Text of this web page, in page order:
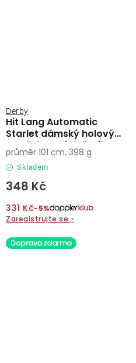
Hit Lang Automatic
Starlet dámský holový
vystřelovací deštník
Derby
Skladem
348 Kč
331 Kč−5%
Zaregistrujte se ›
průměr 101 cm, 398 g
Doprava zdarma